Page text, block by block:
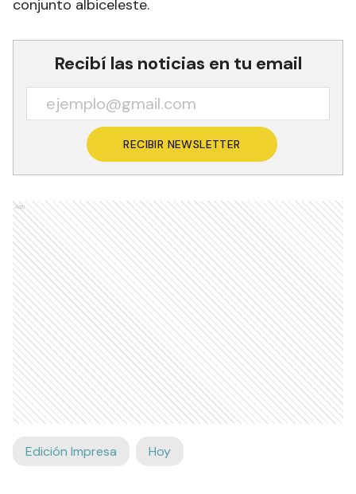
conjunto albiceleste.
Recibí las noticias en tu email
RECIBIR NEWSLETTER
Ads
Edición Impresa Hoy